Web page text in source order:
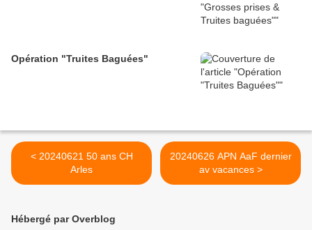
Opération "Truites Baguées"
< 20240621 50 ans CH
Arles
20240626 APN AaF dernier
av vacances >
Hébergé par Overblog